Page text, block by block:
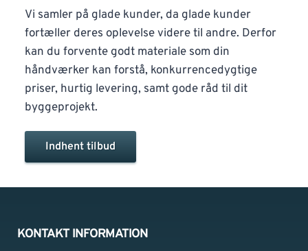
Vi samler på glade kunder, da glade kunder
fortæller deres oplevelse videre til andre. Derfor
kan du forvente godt materiale som din
håndværker kan forstå, konkurrencedygtige
priser, hurtig levering, samt gode råd til dit
byggeprojekt.
Indhent tilbud
KONTAKT INFORMATION